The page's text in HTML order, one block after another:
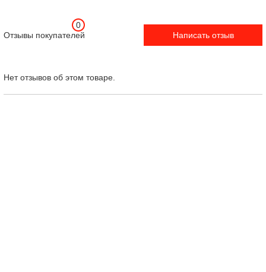
Отзывы покупателей
0
Написать отзыв
Нет отзывов об этом товаре.